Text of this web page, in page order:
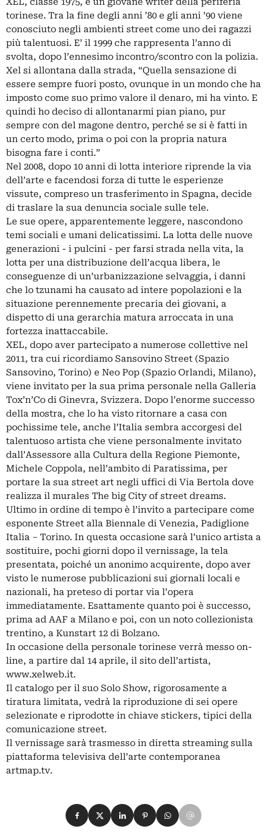
torinese. Tra la fine degli anni ’80 e gli anni ’90 viene
conosciuto negli ambienti street come uno dei ragazzi
più talentuosi. E’ il 1999 che rappresenta l’anno di
svolta, dopo l’ennesimo incontro/scontro con la polizia.
Xel si allontana dalla strada, “Quella sensazione di
essere sempre fuori posto, ovunque in un mondo che ha
imposto come suo primo valore il denaro, mi ha vinto. E
quindi ho deciso di allontanarmi pian piano, pur
sempre con del magone dentro, perché se si è fatti in
un certo modo, prima o poi con la propria natura
bisogna fare i conti.”
Nel 2008, dopo 10 anni di lotta interiore riprende la via
dell’arte e facendosi forza di tutte le esperienze
vissute, compreso un trasferimento in Spagna, decide
di traslare la sua denuncia sociale sulle tele.
Le sue opere, apparentemente leggere, nascondono
temi sociali e umani delicatissimi. La lotta delle nuove
generazioni - i pulcini - per farsi strada nella vita, la
lotta per una distribuzione dell’acqua libera, le
conseguenze di un’urbanizzazione selvaggia, i danni
che lo tzunami ha causato ad intere popolazioni e la
situazione perennemente precaria dei giovani, a
dispetto di una gerarchia matura arroccata in una
fortezza inattaccabile.
XEL, dopo aver partecipato a numerose collettive nel
2011, tra cui ricordiamo Sansovino Street (Spazio
Sansovino, Torino) e Neo Pop (Spazio Orlandi, Milano),
viene invitato per la sua prima personale nella Galleria
Tox’n’Co di Ginevra, Svizzera. Dopo l’enorme successo
della mostra, che lo ha visto ritornare a casa con
pochissime tele, anche l’Italia sembra accorgesi del
talentuoso artista che viene personalmente invitato
dall’Assessore alla Cultura della Regione Piemonte,
Michele Coppola, nell’ambito di Paratissima, per
portare la sua street art negli uffici di Via Bertola dove
realizza il murales The big City of street dreams.
Ultimo in ordine di tempo è l’invito a partecipare come
esponente Street alla Biennale di Venezia, Padiglione
Italia – Torino. In questa occasione sarà l’unico artista a
sostituire, pochi giorni dopo il vernissage, la tela
presentata, poiché un anonimo acquirente, dopo aver
visto le numerose pubblicazioni sui giornali locali e
nazionali, ha preteso di portar via l’opera
immediatamente. Esattamente quanto poi è successo,
prima ad AAF a Milano e poi, con un noto collezionista
trentino, a Kunstart 12 di Bolzano.
In occasione della personale torinese verrà messo on-
line, a partire dal 14 aprile, il sito dell’artista,
www.xelweb.it.
Il catalogo per il suo Solo Show, rigorosamente a
tiratura limitata, vedrà la riproduzione di sei opere
selezionate e riprodotte in chiave stickers, tipici della
comunicazione street.
Il vernissage sarà trasmesso in diretta streaming sulla
piattaforma televisiva dell’arte contemporanea
artmap.tv.
Condividi su Facebook
Condividi su X
Condividi su LinkedIn
Condividi su Pinterest
Condividi su WhatsApp
Condividi su Email